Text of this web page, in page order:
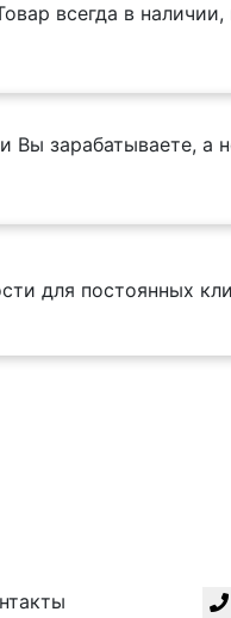
всегда в
Вы зарабатываете, а
для постоянных